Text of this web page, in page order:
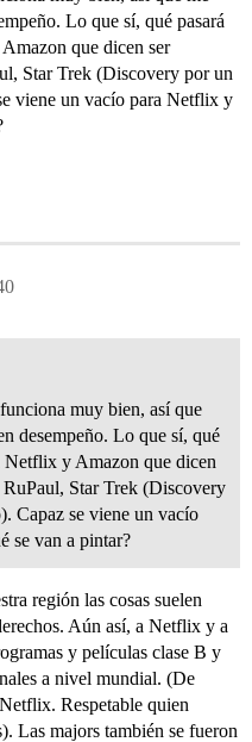
Lo que sí, qué pasará
que dicen ser
Star Trek (Discovery por un
viene un vacío para Netflix y
muy bien, así que
desempeño. Lo que sí, qué
Netflix y Amazon que dicen
Star Trek (Discovery
Capaz se viene un vacío
se van a pintar?
región las cosas suelen
Aún así, a Netflix y a
y películas clase B y
a nivel mundial. (De
Respetable quien
Las majors también se fueron